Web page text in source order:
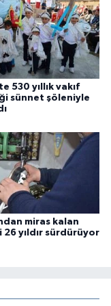
530 yıllık vakıf
sünnet şöleniyle
miras kalan
26 yıldır sürdürüyor